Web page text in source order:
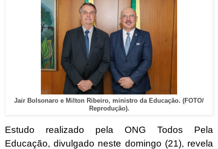
Jair Bolsonaro e Milton Ribeiro, ministro da Educação. (FOTO/
Reprodução).
Estudo realizado pela ONG Todos Pela
Educação, divulgado neste domingo (21), revela